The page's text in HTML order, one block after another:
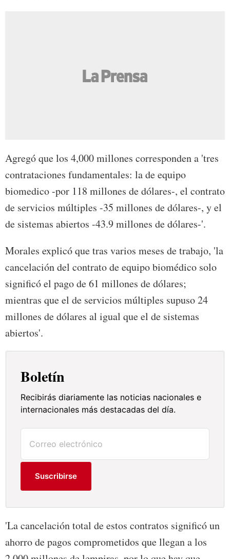
Agregó que los 4,000 millones corresponden a 'tres
contrataciones fundamentales: la de equipo
biomedico -por 118 millones de dólares-, el contrato
de servicios múltiples -35 millones de dólares-, y el
de sistemas abiertos -43.9 millones de dólares-'.
Morales explicó que tras varios meses de trabajo, 'la
cancelación del contrato de equipo biomédico solo
significó el pago de 61 millones de dólares;
mientras que el de servicios múltiples supuso 24
millones de dólares al igual que el de sistemas
abiertos'.
Boletín
Recibirás diariamente las noticias nacionales e
internacionales más destacadas del día.
Suscribirse
'La cancelación total de estos contratos significó un
ahorro de pagos comprometidos que llegan a los